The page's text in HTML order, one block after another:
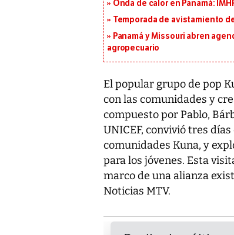
Onda de calor en Panamá:
Temporada de avistamiento
Panamá y Missouri abren
agropecuario
El popular grupo de pop
con las comunidades y
compuesto por Pablo,
UNICEF, convivió tres
comunidades Kuna, y
para los jóvenes. Esta
marco de una alianza
Noticias MTV.